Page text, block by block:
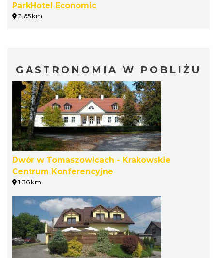
ParkHotel Economic
2.65 km
GASTRONOMIA W POBLIŻU
Dwór w Tomaszowicach - Krakowskie
Centrum Konferencyjne
1.36 km